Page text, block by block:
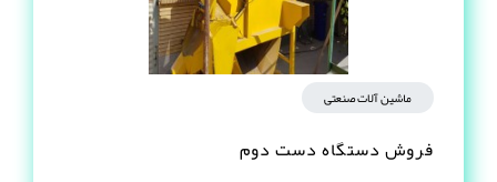
ماشین آلات صنعتی
فروش دستگاه دست دوم